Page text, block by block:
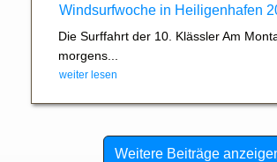
Windsurfwoche in Heiligenhafen
Die Surffahrt der 10. Klässler Am
morgens...
weiter lesen
Weitere Beiträge